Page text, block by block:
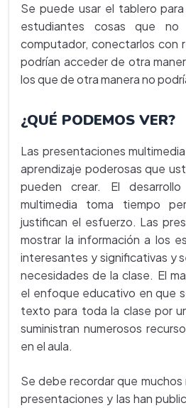
Se puede usar el tablero
estudiantes cosas que
computador, conectarlos con
podrían acceder de otra
los que de otra manera no
¿QUÉ PODEMOS VER?
Las presentaciones
aprendizaje poderosas que
pueden crear. El
multimedia toma tiempo
justifican el esfuerzo. Las
mostrar la información a los
interesantes y significativas y
necesidades de la clase. El
el enfoque educativo en que
texto para toda la clase por
suministran numerosos
en el aula.
Se debe recordar que
presentaciones y las han